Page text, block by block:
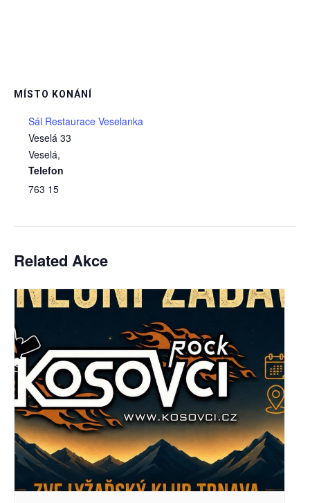
MÍSTO KONÁNÍ
Sál Restaurace Veselanka
Veselá 33
Veselá,
Telefon
763 15
Related Akce